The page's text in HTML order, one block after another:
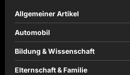
Allgemeiner Artikel
Automobil
Bildung & Wissenschaft
Elternschaft & Familie